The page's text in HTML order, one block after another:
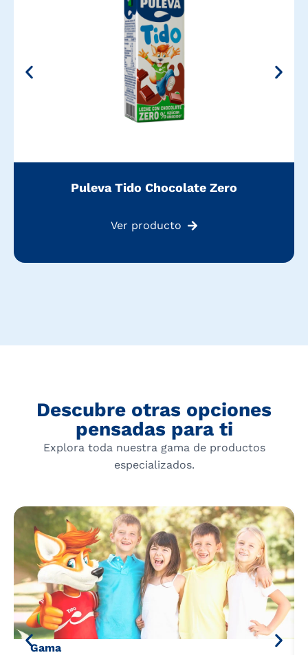
Puleva Tido Chocolate Zero
Ver producto
Descubre otras opciones
pensadas para ti
Explora toda nuestra gama de productos
especializados.
Gama